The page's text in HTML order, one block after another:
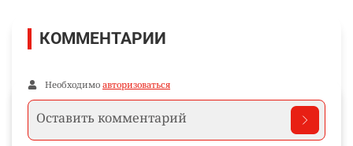
КОММЕНТАРИИ
Необходимо авторизоваться